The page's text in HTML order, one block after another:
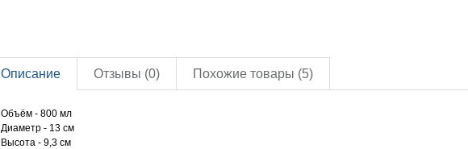
Описание Отзывы (0) Похожие товары (5)
Объём - 800 мл
Диаметр - 13 см
Высота - 9,3 см